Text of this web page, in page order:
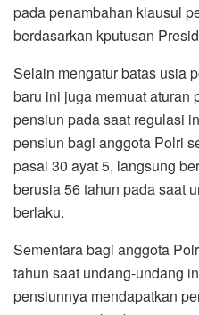
pada penambahan klausul
berdasarkan kputusan
Selain mengatur batas usia
baru ini juga memuat aturan
pensiun pada saat regulasi
pensiun bagi anggota Polri
pasal 30 ayat 5, langsung
berusia 56 tahun pada saat
berlaku.
Sementara bagi anggota
tahun saat undang-undang
pensiunnya mendapatkan